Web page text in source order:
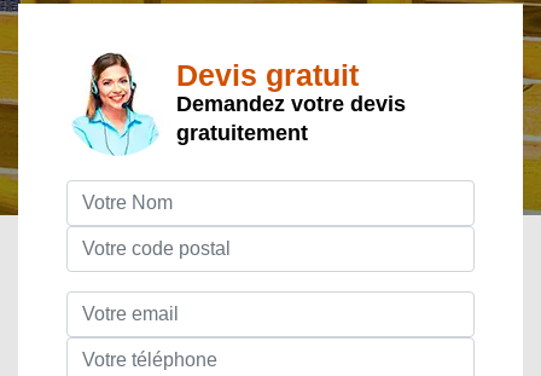
Devis gratuit
Demandez votre devis
gratuitement